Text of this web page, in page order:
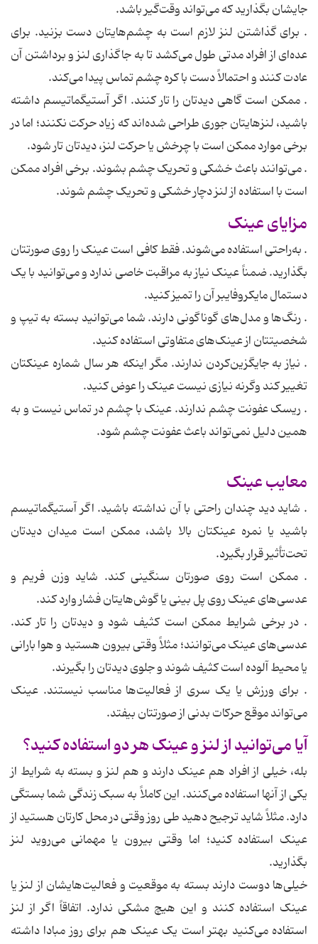
جایشان بگذارید که می‌تواند وقت‌گیر باشد.
. برای گذاشتن لنز لازم است به چشم‌هایتان دست بزنید. برای
عده‌ای از افراد مدتی طول می‌کشد تا به جاگذاری لنز و برداشتن آن
عادت کنند و احتمالاً دست با کره چشم تماس پیدا می‌کند.
. ممکن است گاهی دیدتان را تار کنند. اگر آستیگماتیسم داشته
باشید، لنزهایتان جوری طراحی شده‌اند که زیاد حرکت نکنند؛ اما در
برخی موارد ممکن است با چرخش یا حرکت لنز، دیدتان تار شود.
. می‌توانند باعث خشکی و تحریک چشم بشوند. برخی افراد ممکن
است با استفاده از لنز دچار خشکی و تحریک چشم شوند.
مزایای عینک
. به‌راحتی استفاده می‌شوند. فقط کافی است عینک را روی صورتتان
بگذارید. ضمناً عینک نیاز به مراقبت خاصی ندارد و می‌توانید با یک
دستمال مایکروفایبر آن را تمیز کنید.
. رنگ‌ها و مدل‌های گوناگونی دارند. شما می‌توانید بسته به تیپ و
شخصیتتان از عینک‌های متفاوتی استفاده کنید.
. نیاز به جایگزین‌کردن ندارند. مگر اینکه هر سال شماره عینکتان
تغییر کند وگرنه نیازی نیست عینک را عوض کنید.
. ریسک عفونت چشم ندارند. عینک با چشم در تماس نیست و به
همین دلیل نمی‌تواند باعث عفونت چشم شود.
معایب عینک
. شاید دید چندان راحتی با آن نداشته باشید. اگر آستیگماتیسم
باشید یا نمره عینکتان بالا باشد، ممکن است میدان دیدتان
تحت‌تأثیر قرار بگیرد.
. ممکن است روی صورتان سنگینی کند. شاید وزن فریم و
عدسی‌های عینک روی پل بینی یا گوش‌هایتان فشار وارد کند.
. در برخی شرایط ممکن است کثیف شود و دیدتان را تار کند.
عدسی‌های عینک می‌توانند؛ مثلاً وقتی بیرون هستید و هوا بارانی
یا محیط آلوده است کثیف شوند و جلوی دیدتان را بگیرند.
. برای ورزش یا یک سری از فعالیت‌ها مناسب نیستند. عینک
می‌تواند موقع حرکات بدنی از صورتتان بیفتد.
آیا می‌توانید از لنز و عینک هر دو استفاده کنید؟
بله، خیلی از افراد هم عینک دارند و هم لنز و بسته به شرایط از
یکی از آنها استفاده می‌کنند. این کاملاً به سبک زندگی شما بستگی
دارد. مثلاً شاید ترجیح دهید طی روز وقتی در محل کارتان هستید از
عینک استفاده کنید؛ اما وقتی بیرون یا مهمانی می‌روید لنز
بگذارید.
خیلی‌ها دوست دارند بسته به موقعیت و فعالیت‌هایشان از لنز یا
عینک استفاده کنند و این هیچ مشکی ندارد. اتفاقاً اگر از لنز
استفاده می‌کنید بهتر است یک عینک هم برای روز مبادا داشته